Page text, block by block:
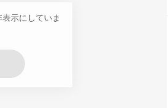
示にしていま